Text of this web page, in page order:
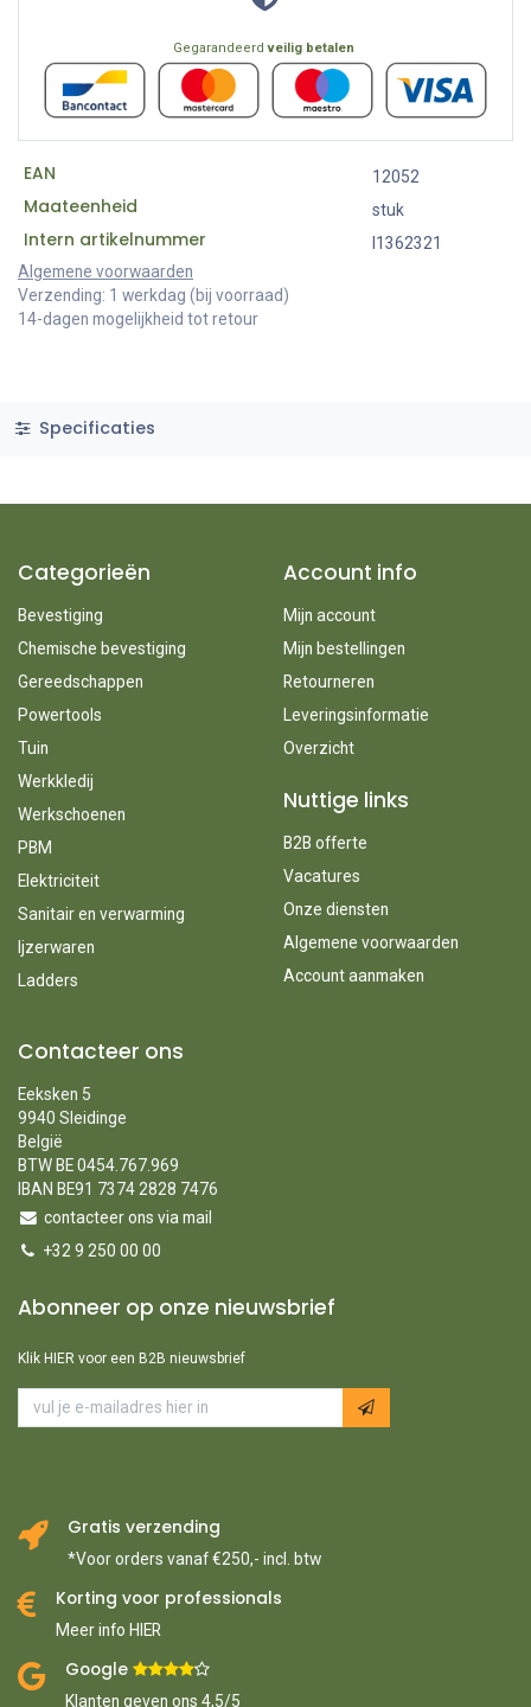
Gegarandeerdveilig betalen
EAN 12052
Maateenheid stuk
Intern artikelnummer
I1362321
Algemene voorwaarden
Verzending: 1 werkdag (bij voorraad)
14-dagen mogelijkheid tot retour
Specificaties
Categorieën
Bevestiging
Chemische bevestiging
Gereedschappen
Powertools
Tuin
Werkkledij
Werkschoenen
PBM
Elektriciteit
Sanitair en verwarming
Ijzerwaren
Ladders
Account info
Mijn account
Mijn bestellingen
Retourneren
Leveringsinformatie
Overzicht
Nuttige links
B2B offerte
Vacatures
Onze diensten
Algemene voorwaarden
Account aanmaken
Contacteer ons
Eeksken 5
9940 Sleidinge
België
BTW BE 0454.767.969
IBAN BE91 7374 2828 7476
contacteer ons via mail
+32 9 250 00 00
Abonneer op onze nieuwsbrief
Klik HIER voor een B2B nieuwsbrief
Gratis verzending
*Voor orders vanaf €250,- incl. btw
Korting voor professionals
Meer info HIER
Google ​
Klanten geven ons 4,5/5